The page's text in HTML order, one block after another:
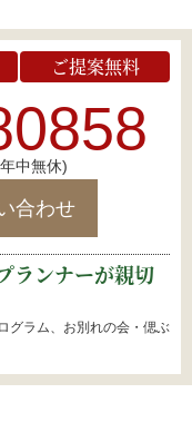
ご提案無料
中無休)
合わせ
ランナーが親切
グラム、お別れの会・偲ぶ